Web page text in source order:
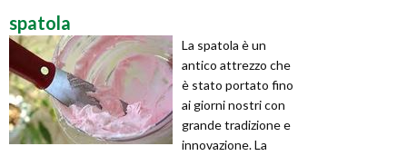
spatola
La spatola è un
antico attrezzo che
è stato portato fino
ai giorni nostri con
grande tradizione e
innovazione. La